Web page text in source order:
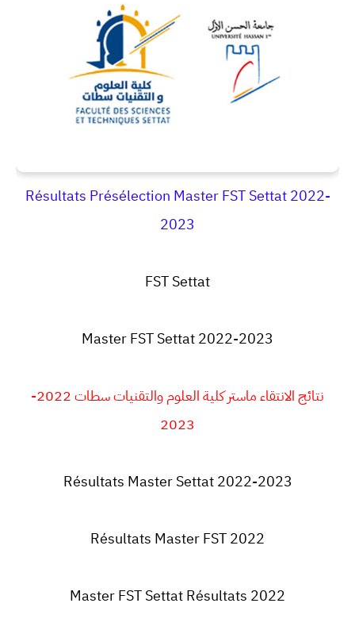
Résultats Présélection Master FST Settat 2022-
2023
FST Settat
Master FST Settat 2022-2023
نتائج الانتقاء ماستر كلية العلوم والتقنيات سطات 2022-
2023
Résultats Master Settat 2022-2023
Résultats Master FST2022
Master FST SettatRésultats 2022